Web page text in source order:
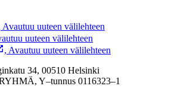
Avautuu uuteen välilehteen
uuteen välilehteen
, Avautuu uuteen välilehteen
34, 00510 Helsinki
Y–tunnus 0116323–1